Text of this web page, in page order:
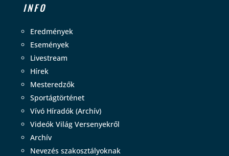
INFO
Eredmények
Események
Livestream
Hírek
Mesteredzők
Sportágtörténet
Vívó Híradók (Archív)
Videók Világ Versenyekről
Archív
Nevezés szakosztályoknak